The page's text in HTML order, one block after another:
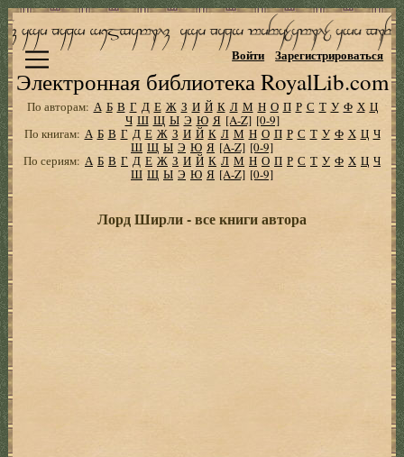
Электронная библиотека RoyalLib.com
Войти Зарегистрироваться
По авторам: А Б В Г Д Е Ж З И Й К Л М Н О П Р С Т У Ф Х Ц
Ч Ш Щ Ы Э Ю Я [A-Z] [0-9]
По книгам: А Б В Г Д Е Ж З И Й К Л М Н О П Р С Т У Ф Х Ц Ч
Ш Щ Ы Э Ю Я [A-Z] [0-9]
По сериям: А Б В Г Д Е Ж З И Й К Л М Н О П Р С Т У Ф Х Ц Ч
Ш Щ Ы Э Ю Я [A-Z] [0-9]
Лорд Ширли - все книги автора